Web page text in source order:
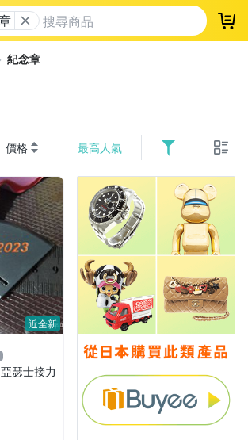
登
紀念章
價格 最高人氣
近全新
瑟士接力